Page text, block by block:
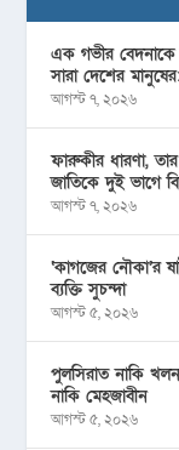
এক গভীর
সারা দেশের
আগস্ট ৭, ২০২৬
ফারুকীর ধারণা,
জাতিকে দুই ভাগে
আগস্ট ৭, ২০২৬
‘কাগজের নৌকা’র
ব্যক্তি সুচন্দা
আগস্ট ৫, ২০২৬
পুলসিরাত নাকি
নাকি মেহজাবীন
আগস্ট ৫, ২০২৬